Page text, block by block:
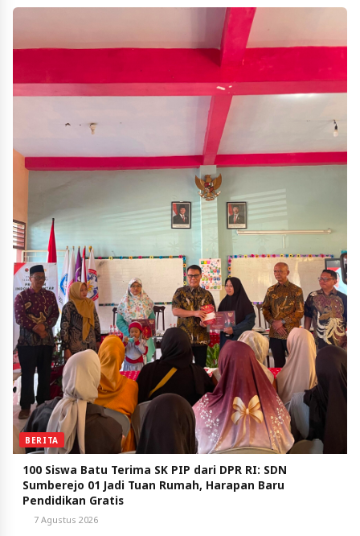
BERITA
100 Siswa Batu Terima SK PIP dari DPR RI: SDN
Sumberejo 01 Jadi Tuan Rumah, Harapan Baru
Pendidikan Gratis
7 Agustus 2026